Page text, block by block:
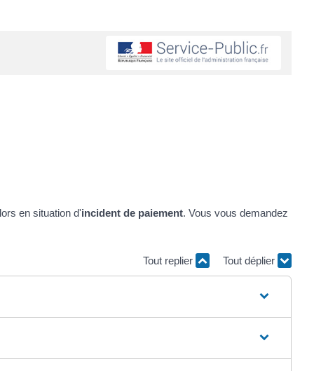
en situation d'incident de paiement. Vous vous demandez
Tout replier Tout déplier